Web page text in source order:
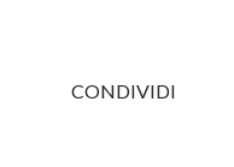
CONDIVIDI